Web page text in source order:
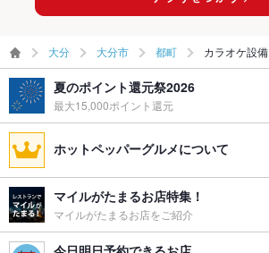
大分 大分市 都町 カラオケ設備
夏のポイント還元祭2026
最大15,000ポイント還元
ホットペッパーグルメについて
マイルがたまるお店特集！
マイルがたまるお店をご紹介